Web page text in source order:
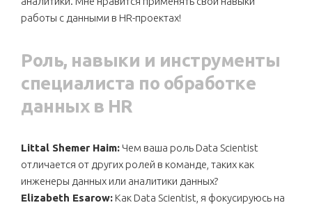
работы с данными в HR-проектах!
Роль, навыки и инструменты
специалиста по обработке
данных в HR
Littal Shemer Haim: Чем ваша роль Data Scientist
отличается от других ролей в команде, таких как
инженеры данных или аналитики данных?
Elizabeth Esarow: Как Data Scientist, я фокусируюсь на